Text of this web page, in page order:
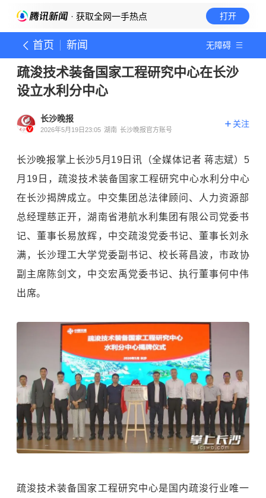
· 获取全网一手热点 打开
首页 新闻 无障碍
疏浚技术装备国家工程研究中心在长沙
设立水利分中心
长沙晚报
2026年5月19日23:05 湖南 长沙晚报官方账号
关注
长沙晚报掌上长沙5月19日讯（全媒体记者 蒋志斌）5
月19日，疏浚技术装备国家工程研究中心水利分中心
在长沙揭牌成立。中交集团总法律顾问、人力资源部
总经理慈正开，湖南省港航水利集团有限公司党委书
记、董事长易放辉，中交疏浚党委书记、董事长刘永
满， 长沙理工大学党委副书记、校长蒋昌波，市政协
副主席陈剑文，中交宏禹党委书记、执行董事何中伟
出席。
疏浚技术装备国家工程研究中心是国内疏浚行业唯一